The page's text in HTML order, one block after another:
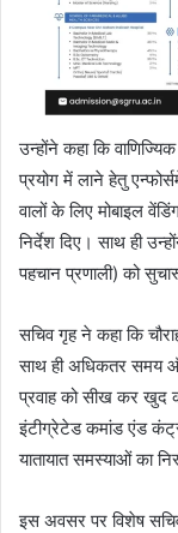
उन्होंने कहा कि
प्रयोग में लाने हेतु
वालों के लिए मोबाइल
निर्देश दिए। साथ ही
पहचान प्रणाली) को
सचिव गृह ने कहा कि
साथ ही अधिकतर समय
प्रवाह को सीख कर खुद
इंटीग्रेटेड कमांड एंड
यातायात समस्याओं का
इस अवसर पर विशेष